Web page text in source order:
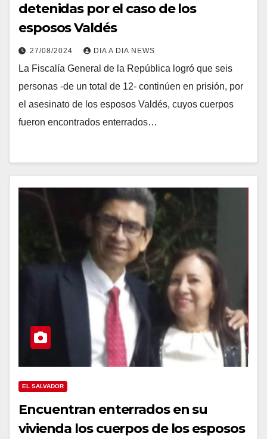
detenidas por el caso de los
esposos Valdés
27/08/2024 DIA A DIA NEWS
La Fiscalía General de la República logró que seis
personas -de un total de 12- continúen en prisión, por
el asesinato de los esposos Valdés, cuyos cuerpos
fueron encontrados enterrados…
EL SALVADOR
Encuentran enterrados en su
vivienda los cuerpos de los esposos